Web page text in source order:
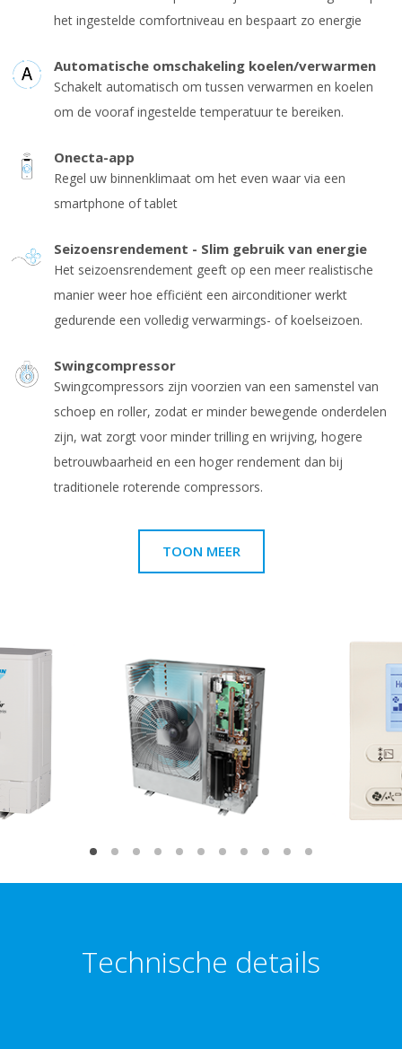
het ingestelde comfortniveau en bespaart zo energie
Automatische omschakeling koelen/verwarmen
Schakelt automatisch om tussen verwarmen en koelen
om de vooraf ingestelde temperatuur te bereiken.
Onecta-app
Regel uw binnenklimaat om het even waar via een
smartphone of tablet
Seizoensrendement - Slim gebruik van energie
Het seizoensrendement geeft op een meer realistische
manier weer hoe efficiënt een airconditioner werkt
gedurende een volledig verwarmings- of koelseizoen.
Swingcompressor
Swingcompressors zijn voorzien van een samenstel van
schoep en roller, zodat er minder bewegende onderdelen
zijn, wat zorgt voor minder trilling en wrijving, hogere
betrouwbaarheid en een hoger rendement dan bij
traditionele roterende compressors.
TOON MEER
Technische details